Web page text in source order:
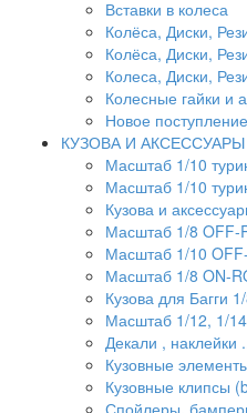
Вставки в колеса
Колёса, Диски,
Колёса, Диски,
Колеса, Диски,
Колесные гайки и
Новое
КУЗОВА И АКСЕССУАРЫ
Масштаб 1/10
Масштаб 1/10
Кузова и
Масштаб 1/8 OFF-
Масштаб 1/10
Масштаб 1/8 ON-
Кузова для Багги
Масштаб 1/12, 1/
Декали , наклейки
Кузовные
Кузовные клипсы
Спойлеры,